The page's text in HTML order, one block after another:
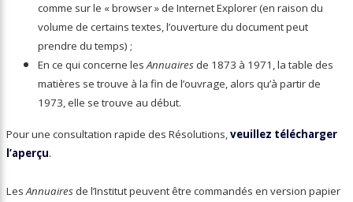
comme sur le « browser » de Internet Explorer (en raison du
volume de certains textes, l’ouverture du document peut
prendre du temps) ;
En ce qui concerne lesAnnuairesde 1873 à 1971, la table des
matières se trouve à la fin de l’ouvrage, alors qu’à partir de
1973, elle se trouve au début.
Pour une consultation rapide des Résolutions,veuillez télécharger
l’aperçu.
LesAnnuairesde l’Institut peuvent être commandés en version papier